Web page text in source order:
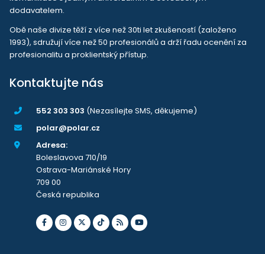
dodavatelem.
Obě naše divize těží z více než 30ti let zkušeností (založeno
1993), sdružují více než 50 profesionálů a drží řadu ocenění za
profesionalitu a proklientský přístup.
Kontaktujte nás
552 303 303 (Nezasílejte SMS, děkujeme)
polar@polar.cz
Adresa:
Boleslavova 710/19
Ostrava-Mariánské Hory
709 00
Česká republika